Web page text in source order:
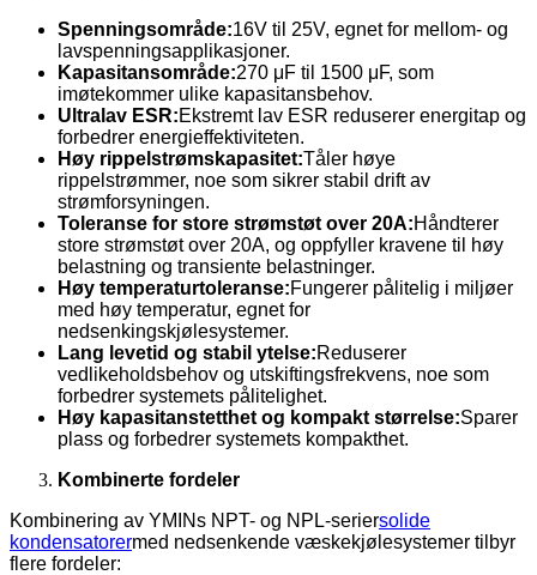
Spenningsområde:16V til 25V, egnet for mellom- og
lavspenningsapplikasjoner.
Kapasitansområde:270 μF til 1500 μF, som
imøtekommer ulike kapasitansbehov.
Ultralav ESR:Ekstremt lav ESR reduserer energitap og
forbedrer energieffektiviteten.
Høy rippelstrømskapasitet:Tåler høye
rippelstrømmer, noe som sikrer stabil drift av
strømforsyningen.
Toleranse for store strømstøt over 20A:Håndterer
store strømstøt over 20A, og oppfyller kravene til høy
belastning og transiente belastninger.
Høy temperaturtoleranse:Fungerer pålitelig i miljøer
med høy temperatur, egnet for
nedsenkingskjølesystemer.
Lang levetid og stabil ytelse:Reduserer
vedlikeholdsbehov og utskiftingsfrekvens, noe som
forbedrer systemets pålitelighet.
Høy kapasitanstetthet og kompakt størrelse:Sparer
plass og forbedrer systemets kompakthet.
Kombinerte fordeler
Kombinering av YMINs NPT- og NPL-seriersolide
kondensatorermed nedsenkende væskekjølesystemer tilbyr
flere fordeler: